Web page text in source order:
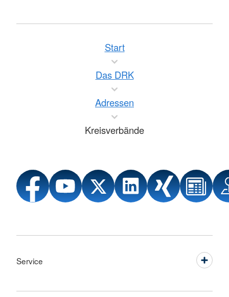
Start
Das DRK
Adressen
Kreisverbände
Service